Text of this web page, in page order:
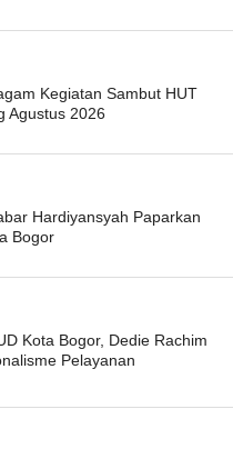
Kegiatan Sambut HUT
Agustus 2026
Hardiyansyah Paparkan
Bogor
Kota Bogor, Dedie Rachim
Pelayanan